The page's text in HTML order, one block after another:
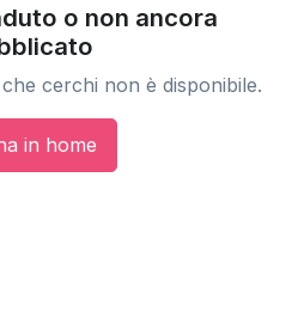
o non ancora
cerchi non è disponibile.
in home